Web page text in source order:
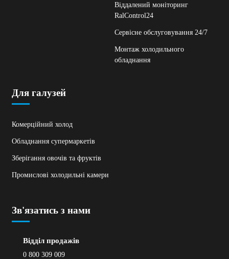
Віддалений моніторинг
RalControl24
Сервісне обслуговування 24/7
Монтаж холодильного
обладнання
Для галузей
Комерційний холод
Обладнання супермаркетів
Зберігання овочів та фруктів
Промислові холодильні камери
Зв'язатись з нами
Відділ продажів
0 800 309 009